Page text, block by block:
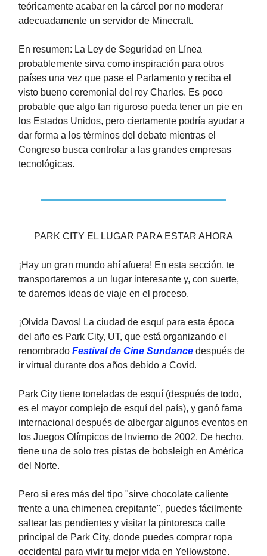
teóricamente acabar en la cárcel por no moderar
adecuadamente un servidor de Minecraft.
En resumen: La Ley de Seguridad en Línea
probablemente sirva como inspiración para otros
países una vez que pase el Parlamento y reciba el
visto bueno ceremonial del rey Charles. Es poco
probable que algo tan riguroso pueda tener un pie en
los Estados Unidos, pero ciertamente podría ayudar a
dar forma a los términos del debate mientras el
Congreso busca controlar a las grandes empresas
tecnológicas.
PARK CITY EL LUGAR PARA ESTAR AHORA
¡Hay un gran mundo ahí afuera! En esta sección, te
transportaremos a un lugar interesante y, con suerte,
te daremos ideas de viaje en el proceso.
¡Olvida Davos! La ciudad de esquí para esta época
del año es Park City, UT, que está organizando el
renombrado Festival de Cine Sundance después de
ir virtual durante dos años debido a Covid.
Park City tiene toneladas de esquí (después de todo,
es el mayor complejo de esquí del país), y ganó fama
internacional después de albergar algunos eventos en
los Juegos Olímpicos de Invierno de 2002. De hecho,
tiene una de solo tres pistas de bobsleigh en América
del Norte.
Pero si eres más del tipo "sirve chocolate caliente
frente a una chimenea crepitante", puedes fácilmente
saltear las pendientes y visitar la pintoresca calle
principal de Park City, donde puedes comprar ropa
occidental para vivir tu mejor vida en Yellowstone.